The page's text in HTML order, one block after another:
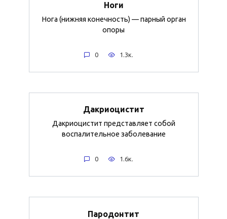
Ноги
Нога (нижняя конечность) — парный орган
опоры
0 1.3к.
Дакриоцистит
Дакриоцистит представляет собой
воспалительное заболевание
0 1.6к.
Пародонтит